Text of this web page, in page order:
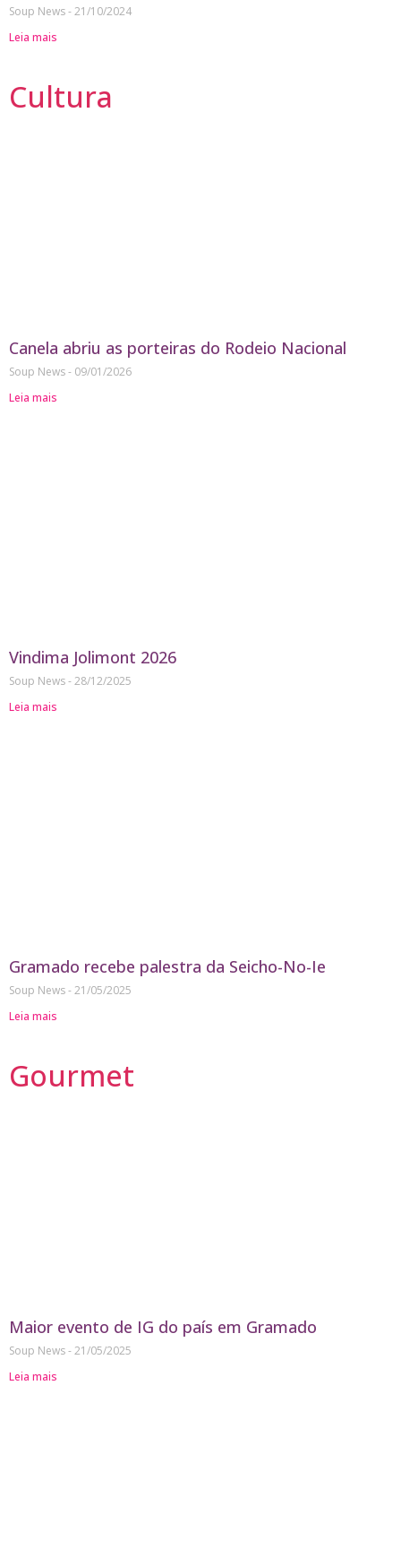
Soup News 21/10/2024
Leia mais
Cultura
Canela abriu as porteiras do Rodeio Nacional
Soup News
09/01/2026
Leia mais
Vindima Jolimont 2026
Soup News 28/12/2025
Leia mais
Gramado recebe palestra da Seicho-No-Ie
Soup News 21/05/2025
Leia mais
Gourmet
Maior evento de IG do país em Gramado
Soup News 21/05/2025
Leia mais